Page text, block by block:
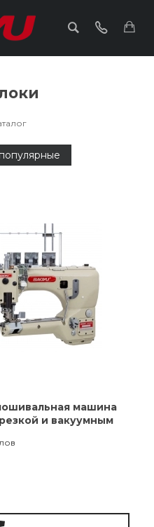
машина
и вакуумным